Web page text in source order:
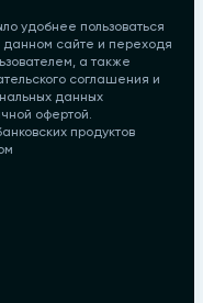
удобнее пользоваться
сайте и переходя
а также
соглашения и
данных
офертой.
продуктов